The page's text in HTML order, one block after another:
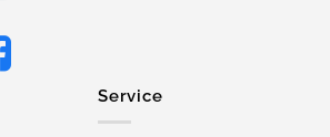
Service